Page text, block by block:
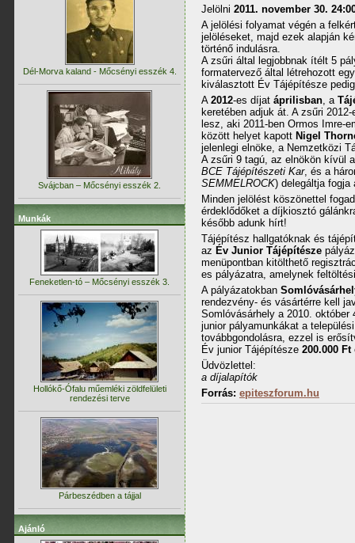
Dél-Morva kaland - Mőcsényi esszék 4.
Svájcban – Mőcsényi esszék 2.
Munkák
Feneketlen-tó – Mőcsényi esszék 3.
Hollókő-Ófalu műemléki zöldfelületi
rendezési terve
Párbeszédben a tájjal
Ajánló
Jelölni 2011. november 30.
A jelölési folyamat végén a
jelöléseket, majd ezek alapján
történő indulásra.
A zsűri által legjobbnak ítélt 5
formatervező által létrehozott
kiválasztott Év Tájépítésze
A 2012-es díjat áprilisban, a
keretében adjuk át. A zsűri
lesz, aki 2011-ben Ormos Imre-
között helyet kapott Nigel
jelenlegi elnöke, a Nemzetközi
A zsűri 9 tagú, az elnökön kívül
BCE Tájépítészeti Kar, és a
SEMMELROCK) delegáltja fogja
Minden jelölést köszönettel
érdeklődőket a díjkiosztó
később adunk hírt!
Tájépítész hallgatóknak és
az Év Junior Tájépítésze
menüpontban kitölthető
es pályázatra, amelynek
A pályázatokban
rendezvény- és vásártérre kell
Somlóvásárhely a 2010.
junior pályamunkákat a
továbbgondolásra, ezzel is
Év junior Tájépítésze 200.000 Ft
Üdvözlettel:
a díjalapítók
Forrás: epiteszforum.hu